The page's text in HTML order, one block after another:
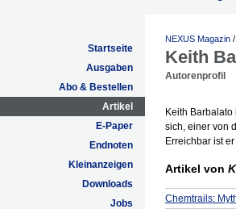
Startseite
Ausgaben
Abo & Bestellen
Artikel
E-Paper
Endnoten
Kleinanzeigen
Downloads
Jobs
NEXUS Magazin /
Keith
Autorenprofil
Keith
sich, einer von
Erreichbar ist
Artikel von
Chemtrails: